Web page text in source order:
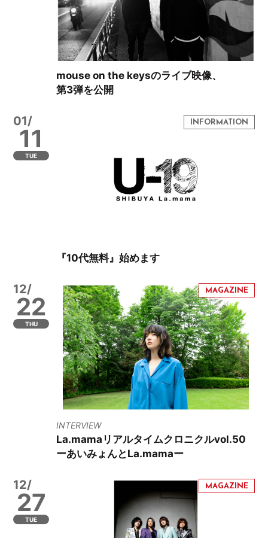
mouse on the keysのライブ映像、
第3弾を公開
01/
11
TUE
『10代無料』始めます
12/
22
THU
INTERVIEW
La.mamaリアルタイムクロニクルvol.50
ーあいみょんとLa.mamaー
12/
27
TUE